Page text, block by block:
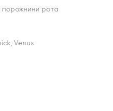
порожнини рота
Venus